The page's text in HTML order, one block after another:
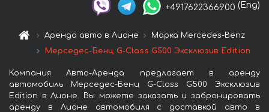
+4917622366900 (Eng)
Аренда авто в Лионе
Марка Mercedes-Benz
Мерседес-Бенц G-Class G500 Эксклюзив Edition
Компания Авто-Аренда предлагает в аренду
автомобиль Мерседес-Бенц G-Class G500 Эксклюзив
Edition в Лионе. Вы можете заказать и забронировать
аренду в Лионе автомобиля с доставкой авто в